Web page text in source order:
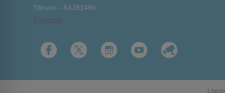
Tālrunis – 64381496
E-adrese